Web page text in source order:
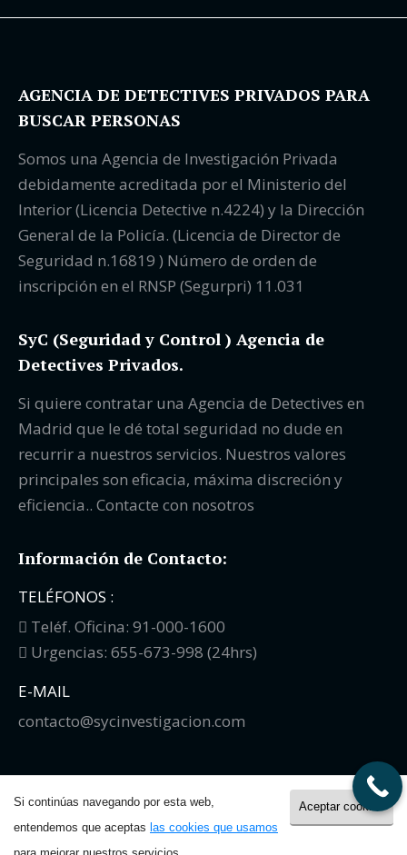
AGENCIA DE DETECTIVES PRIVADOS PARA
BUSCAR PERSONAS
Somos una Agencia de Investigación Privada
debidamente acreditada por el Ministerio del
Interior (Licencia Detective n.4224) y la Dirección
General de la Policía. (Licencia de Director de
Seguridad n.16819 ) Número de orden de
inscripción en el RNSP (Segurpri) 11.031
SyC (Seguridad y Control ) Agencia de
Detectives Privados.
Si quiere contratar una Agencia de Detectives en
Madrid que le dé total seguridad no dude en
recurrir a nuestros servicios. Nuestros valores
principales son eficacia, máxima discreción y
eficiencia.. Contacte con nosotros
Información de Contacto:
TELÉFONOS :
Teléf. Oficina: 91-000-1600
Urgencias: 655-673-998 (24hrs)
E-MAIL
contacto@sycinvestigacion.com
S&C Investigación 2018. All rights reserved.
Aceptar cookies
Si continúas navegando por esta web,
entendemos que aceptas las cookies que usamos